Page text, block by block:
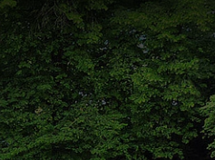
Suomi
Taiwan
Türkiye
USA